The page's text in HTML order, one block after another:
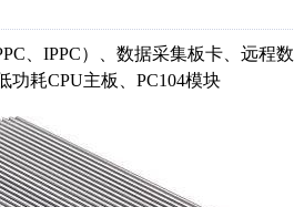
IPPC）、数据采集板卡、远程数
功耗CPU主板、 PC104模块